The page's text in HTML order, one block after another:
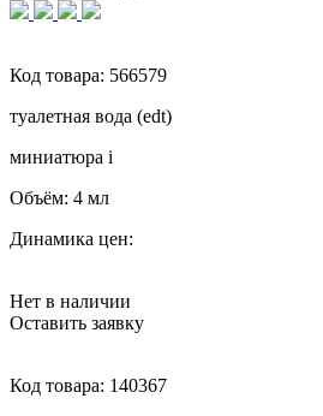
Код товара: 566579
туалетная вода (edt)
миниатюра i
Объём: 4 мл
Динамика цен:
Нет в наличии
Оставить заявку
Код товара: 140367